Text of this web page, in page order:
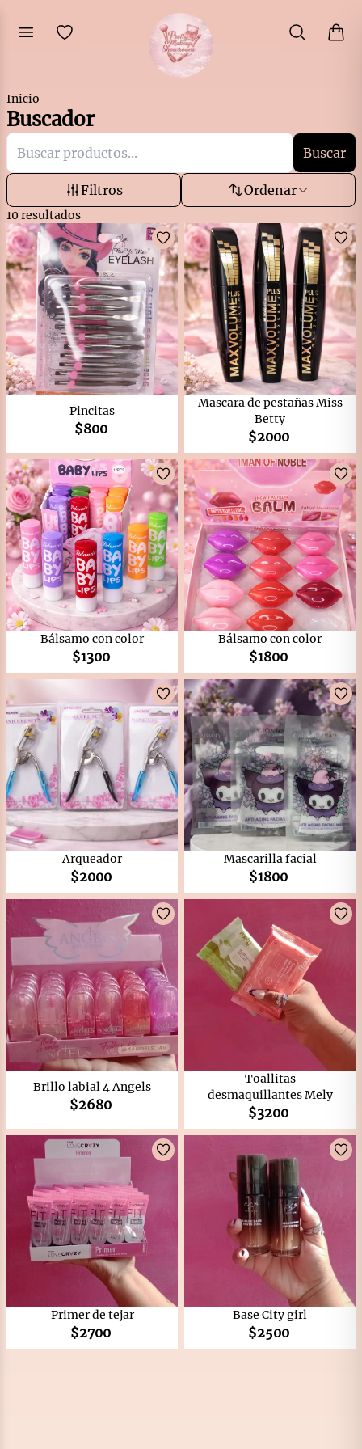
Inicio
Buscador
Buscar
Filtros Ordenar
10resultados
Pincitas
$800
Mascara de pestañas Miss
Betty
$2000
Bálsamo con color
$1300
Bálsamo con color
$1800
Arqueador
$2000
Mascarilla facial
$1800
Brillo labial 4 Angels
$2680
Toallitas
desmaquillantes Mely
$3200
Primer de tejar
$2700
Base City girl
$2500